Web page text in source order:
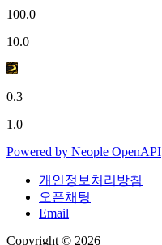
100.0
10.0
0.3
1.0
Powered by Neople OpenAPI
개인정보처리방침
오픈채팅
Email
Copyright © 2026